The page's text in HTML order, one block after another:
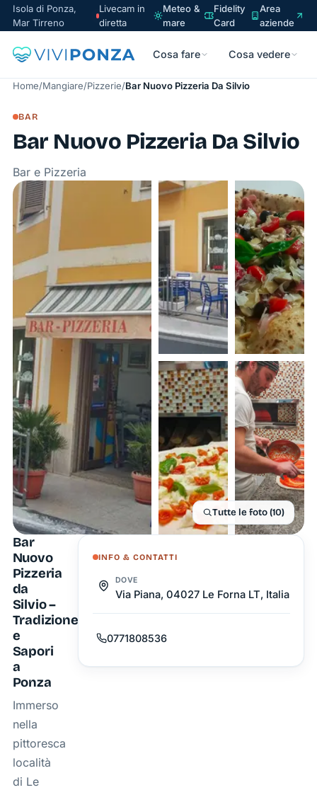
Isola di Ponza,
Mar Tirreno
Livecam in
diretta
Meteo &
mare
Fidelity
Card
Area
aziende
Cosa fare Cosa vedere
Home/Mangiare/Pizzerie/Bar Nuovo Pizzeria Da Silvio
BAR
Bar Nuovo Pizzeria Da Silvio
Bar e Pizzeria
Tutte le foto (10)
Bar
Nuovo
Pizzeria
da
Silvio –
Tradizione
e
Sapori
a
Ponza
Immerso
nella
pittoresca
località
di Le
INFO & CONTATTI
DOVE
Via Piana, 04027 Le Forna LT, Italia
0771808536